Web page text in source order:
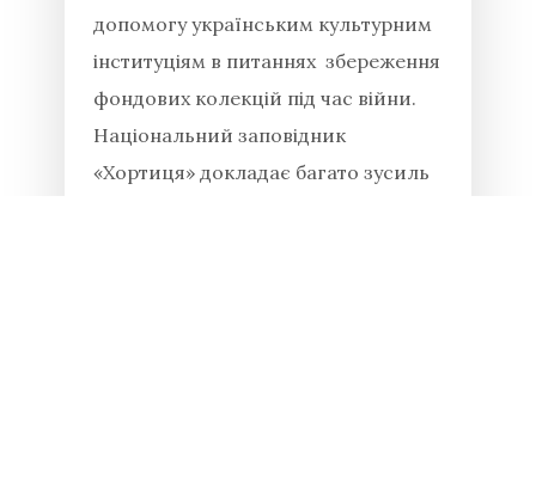
допомогу українським культурним
інституціям в питаннях збереження
фондових колекцій під час війни.
Національний заповідник
«Хортиця» докладає багато зусиль